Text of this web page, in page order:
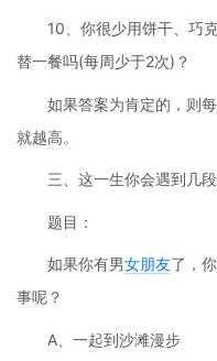
10、你很少用饼干、巧
替一餐吗(每周少于2次)？
如果答案为肯定的，则
就越高。
三、这一生你会遇到几
题目：
如果你有男女朋友了，
事呢？
A、一起到沙滩漫步